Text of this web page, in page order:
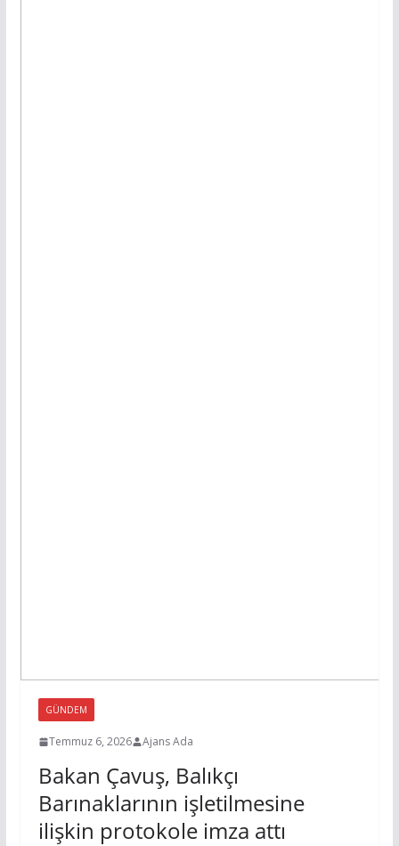
GÜNDEM
Temmuz 6, 2026 Ajans Ada
Bakan Çavuş, Balıkçı
Barınaklarının işletilmesine
ilişkin protokole imza attı